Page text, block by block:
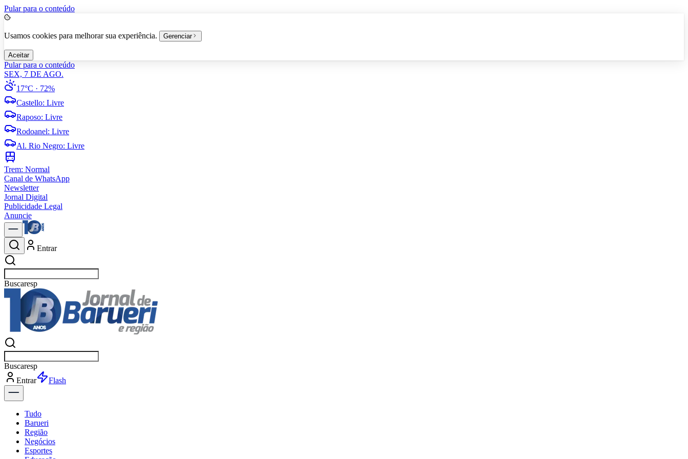
Pular para o conteúdo
Usamos cookies para melhorar sua experiência. Gerenciar
Aceitar
Pular para o conteúdo
SEX, 7 DE AGO.
17°C · 72%
Castello: Livre
Raposo: Livre
Rodoanel: Livre
Al. Rio Negro: Livre
Trem: Normal
Canal de WhatsApp
Newsletter
Jornal Digital
Publicidade Legal
Anuncie
Entrar
Buscaresportes
Buscaresportes
Entrar
Flash
Tudo
Barueri
Região
Negócios
Esportes